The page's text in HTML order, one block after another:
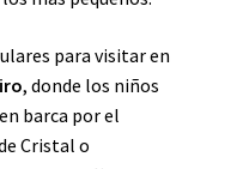
para visitar en
, donde los niños
barca por el
Cristal o